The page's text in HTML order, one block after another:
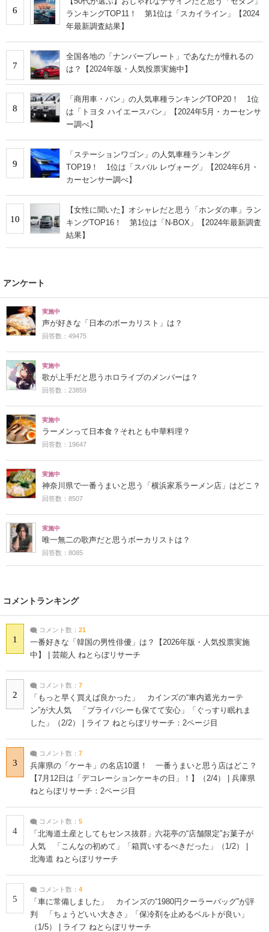
6
ランキングTOP11！ 第1位は「スカイライン」【2024
年最新調査結果】
7
全国各地の「ナンバープレート」であなたが憧れるの
は？【2024年版・人気投票実施中】
8
「商用車・バン」の人気車種ランキングTOP20！ 1位
は「トヨタ ハイエースバン」【2024年5月・カーセンサ
ー調べ】
9
「ステーションワゴン」の人気車種ランキング
TOP19！ 1位は「スバル レヴォーグ」【2024年6月・
カーセンサー調べ】
10
【女性に聞いた】オシャレだと思う「ホンダの車」ラン
キングTOP16！ 第1位は「N-BOX」【2024年最新調査
結果】
アンケート
実施中
声が好きな「日本のボーカリスト」は？
回答数：49475
実施中
歌が上手だと思うホロライブのメンバーは？
回答数：23859
実施中
ラーメンって日本食？それとも中華料理？
回答数：19647
実施中
神奈川県で一番うまいと思う「横浜家系ラーメン店」はどこ？
回答数：8507
実施中
唯一無二の歌声だと思うボーカリストは？
回答数：8085
コメントランキング
1
コメント数： 21
一番好きな「韓国の男性俳優」は？【2026年版・人気投票実施
中】 | 芸能人 ねとらぼリサーチ
2
コメント数： 7
「もっと早く買えば良かった」 カインズの“車内遮光カーテ
ン”が大人気 「プライバシーも保てて安心」「ぐっすり眠れま
した」（2/2） | ライフ ねとらぼリサーチ：2ページ目
3
コメント数： 7
兵庫県の「ケーキ」の名店10選！ 一番うまいと思う店はどこ？
【7月12日は「デコレーションケーキの日」！】（2/4） | 兵庫県
ねとらぼリサーチ：2ページ目
4
コメント数： 5
「北海道土産としてもセンス抜群」六花亭の“店舗限定”お菓子が
人気 「こんなの初めて」「箱買いするべきだった」（1/2） |
北海道 ねとらぼリサーチ
5
コメント数： 4
「車に常備しました」 カインズの“1980円クーラーバッグ”が評
判 「ちょうどいい大きさ」「保冷剤を止めるベルトが良い」
（1/5） | ライフ ねとらぼリサーチ